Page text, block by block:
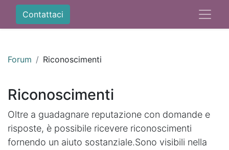
Contattaci
Forum Riconoscimenti
Riconoscimenti
Oltre a guadagnare reputazione con domande e
risposte, è possibile ricevere riconoscimenti
fornendo un aiuto sostanziale.Sono visibili nella